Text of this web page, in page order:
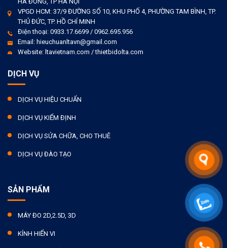
VPGD HCM: 37/9 ĐƯỜNG SỐ 10, KHU PHỐ 4, PHƯỜNG TAM BÌNH, TP.
THỦ ĐỨC, TP. HỒ CHÍ MINH
Điện thoại: 0933.17.6699 / 0962.695.956
Email: hieuchuanltavn@gmail.com
Website: ltavietnam.com / thietbidolta.com
DỊCH VỤ
DỊCH VỤ HIỆU CHUẨN
DỊCH VỤ KIỂM ĐỊNH
DỊCH VỤ SỬA CHỮA, CHO THUÊ
DỊCH VỤ ĐÀO TẠO
SẢN PHẨM
MÁY ĐO 2D,2.5D, 3D
KÍNH HIỂN VI